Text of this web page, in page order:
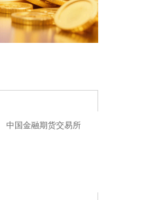
中国金融期货交易所